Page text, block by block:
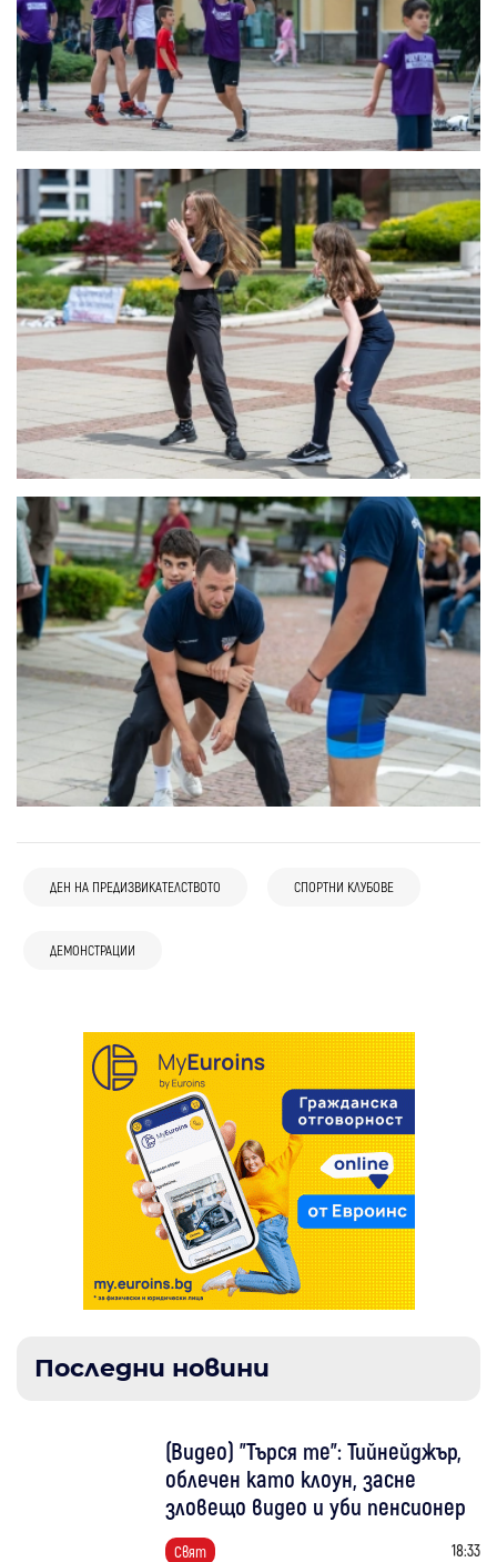
ДЕН НА ПРЕДИЗВИКАТЕЛСТВОТО СПОРТНИ КЛУБОВЕ
ДЕМОНСТРАЦИИ
пожар
Последни новини
(Видео) "Търся те": Тийнейджър,
облечен като клоун, засне
зловещо видео и уби пенсионер
Свят 18:33